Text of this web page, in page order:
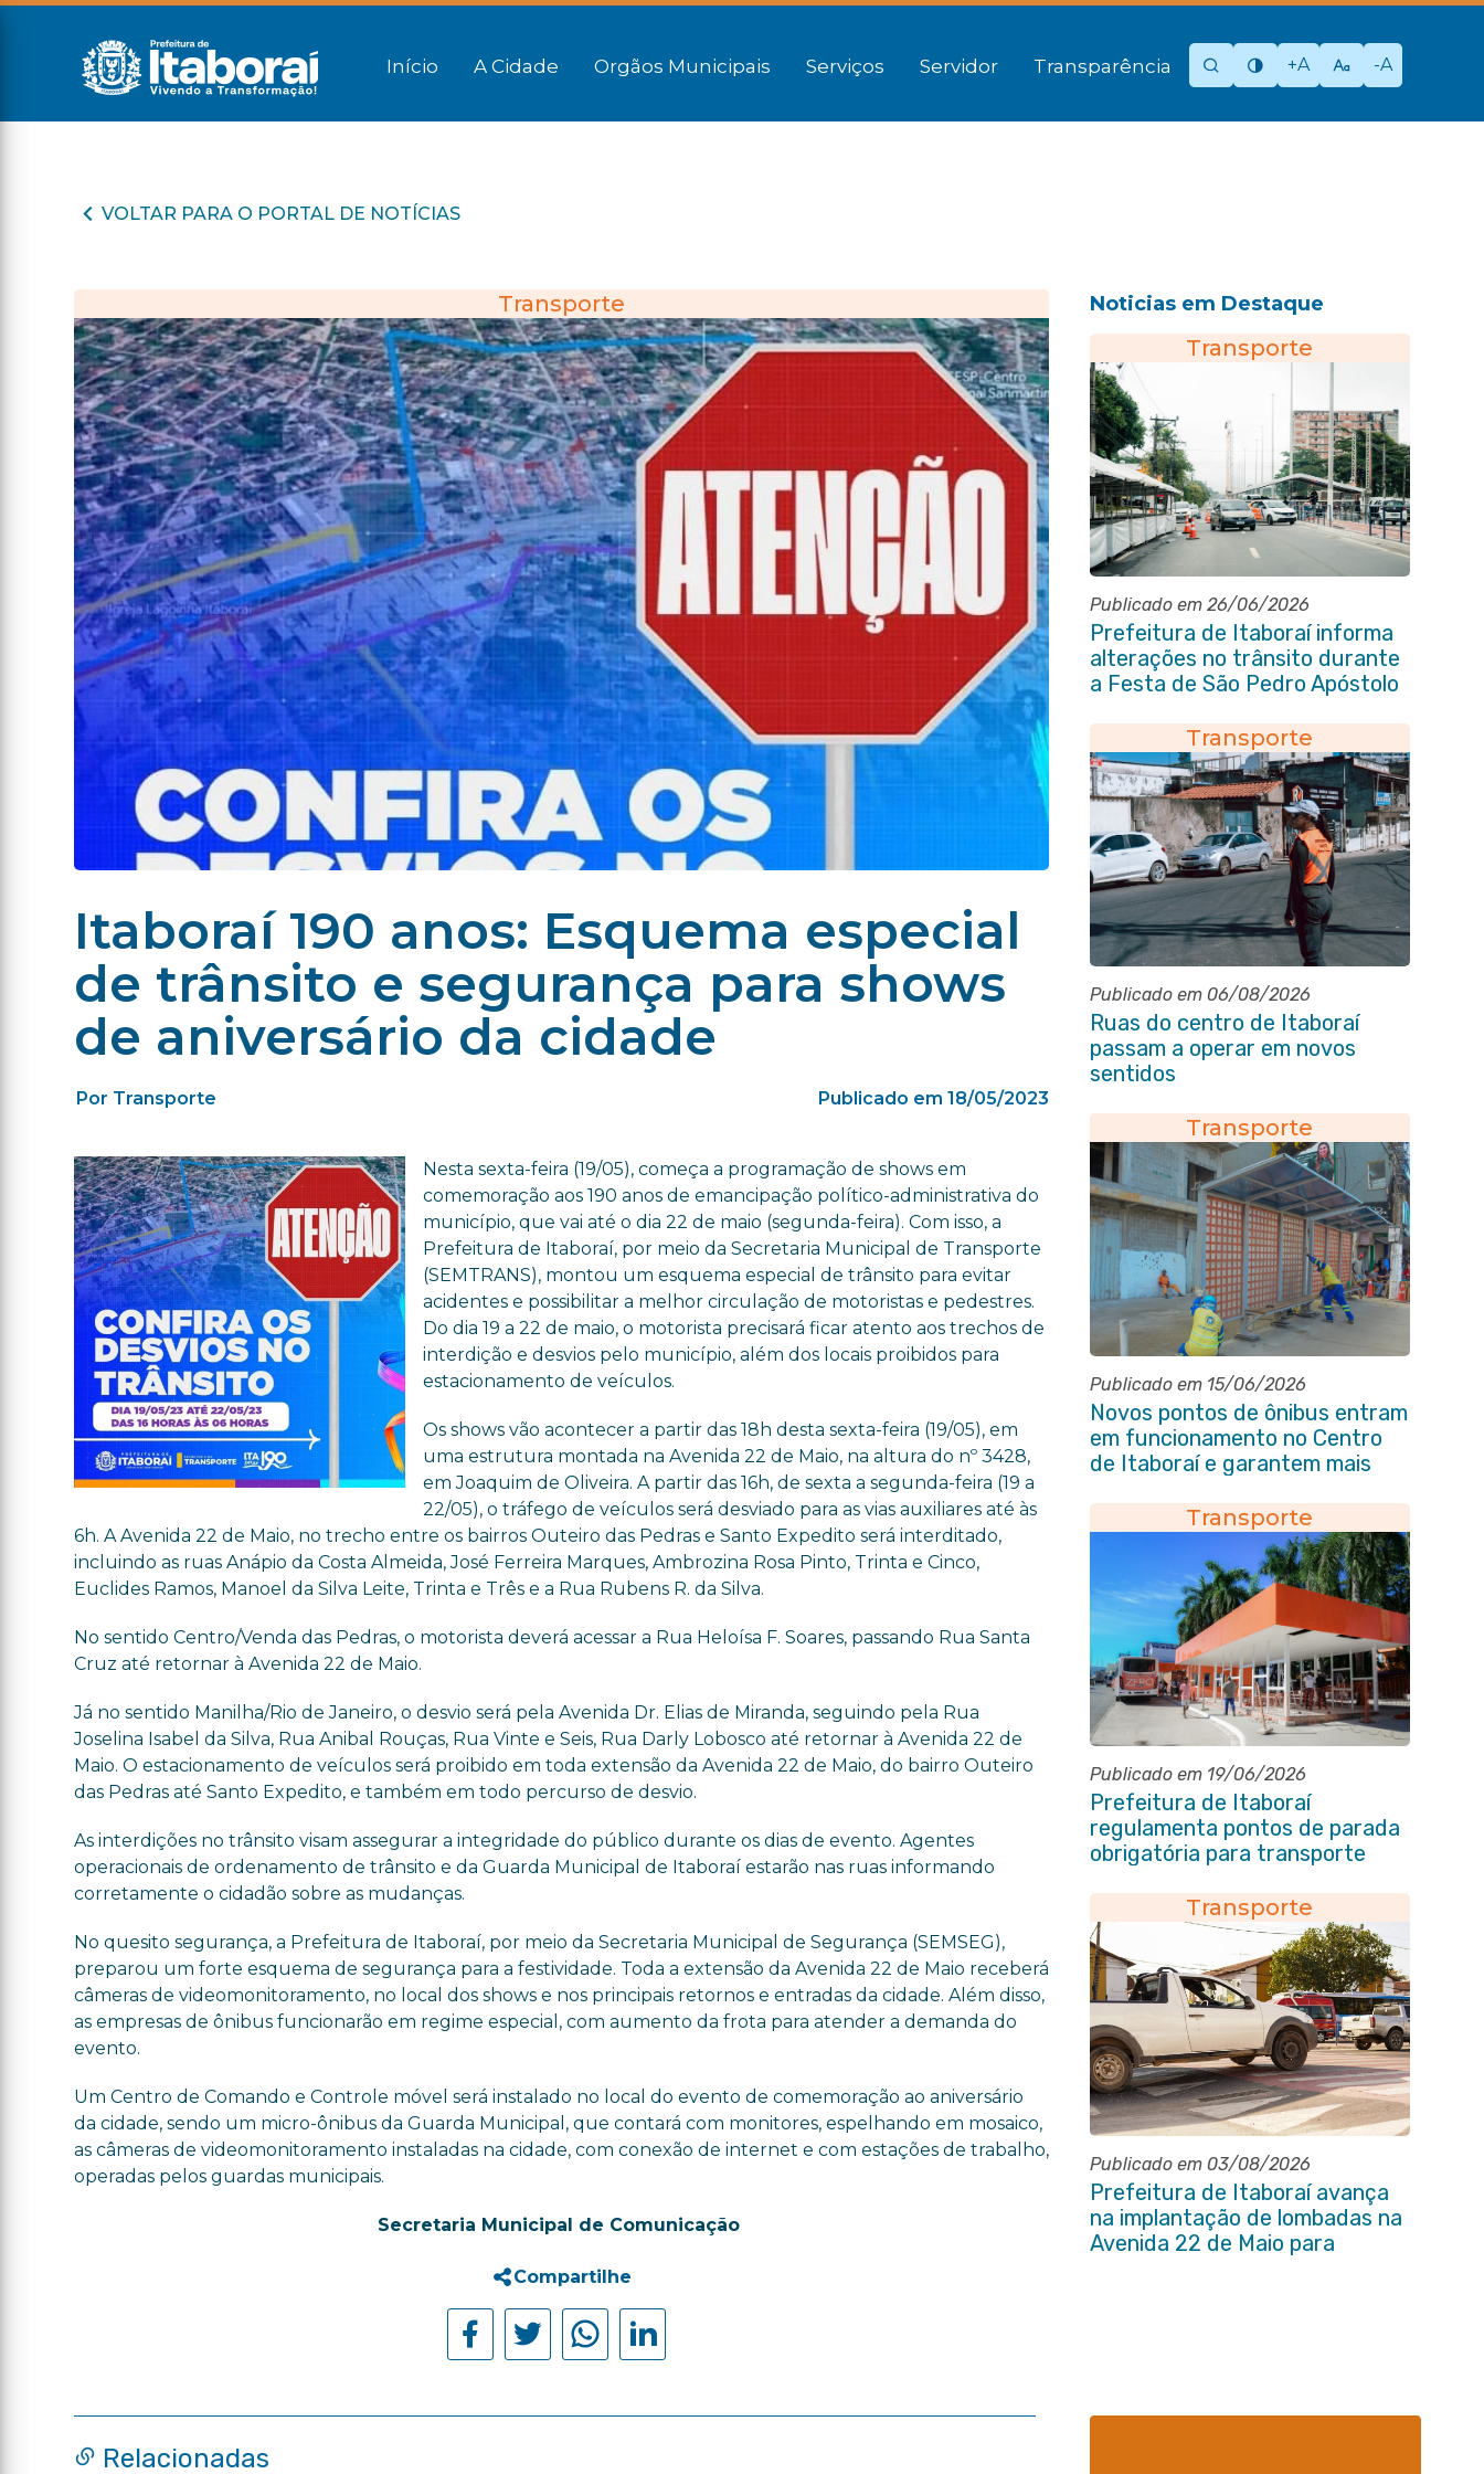
Início A Cidade Orgãos Municipais Serviços Servidor Transparência +A -A
VOLTAR PARA O PORTAL DE NOTÍCIAS
Transporte
Itaboraí 190 anos: Esquema especial
de trânsito e segurança para shows
de aniversário da cidade
Por Transporte Publicado em 18/05/2023
Nesta sexta-feira (19/05), começa a programação de shows em
comemoração aos 190 anos de emancipação político-administrativa do
município, que vai até o dia 22 de maio (segunda-feira). Com isso, a
Prefeitura de Itaboraí, por meio da Secretaria Municipal de Transporte
(SEMTRANS), montou um esquema especial de trânsito para evitar
acidentes e possibilitar a melhor circulação de motoristas e pedestres.
Do dia 19 a 22 de maio, o motorista precisará ficar atento aos trechos de
interdição e desvios pelo município, além dos locais proibidos para
estacionamento de veículos.
Os shows vão acontecer a partir das 18h desta sexta-feira (19/05), em
uma estrutura montada na Avenida 22 de Maio, na altura do nº 3428,
em Joaquim de Oliveira. A partir das 16h, de sexta a segunda-feira (19 a
22/05), o tráfego de veículos será desviado para as vias auxiliares até às
6h. A Avenida 22 de Maio, no trecho entre os bairros Outeiro das Pedras e Santo Expedito será interditado,
incluindo as ruas Anápio da Costa Almeida, José Ferreira Marques, Ambrozina Rosa Pinto, Trinta e Cinco,
Euclides Ramos, Manoel da Silva Leite, Trinta e Três e a Rua Rubens R. da Silva.
No sentido Centro/Venda das Pedras, o motorista deverá acessar a Rua Heloísa F. Soares, passando Rua Santa
Cruz até retornar à Avenida 22 de Maio.
Já no sentido Manilha/Rio de Janeiro, o desvio será pela Avenida Dr. Elias de Miranda, seguindo pela Rua
Joselina Isabel da Silva, Rua Anibal Rouças, Rua Vinte e Seis, Rua Darly Lobosco até retornar à Avenida 22 de
Maio. O estacionamento de veículos será proibido em toda extensão da Avenida 22 de Maio, do bairro Outeiro
das Pedras até Santo Expedito, e também em todo percurso de desvio.
As interdições no trânsito visam assegurar a integridade do público durante os dias de evento. Agentes
operacionais de ordenamento de trânsito e da Guarda Municipal de Itaboraí estarão nas ruas informando
corretamente o cidadão sobre as mudanças.
No quesito segurança, a Prefeitura de Itaboraí, por meio da Secretaria Municipal de Segurança (SEMSEG),
preparou um forte esquema de segurança para a festividade. Toda a extensão da Avenida 22 de Maio receberá
câmeras de videomonitoramento, no local dos shows e nos principais retornos e entradas da cidade. Além disso,
as empresas de ônibus funcionarão em regime especial, com aumento da frota para atender a demanda do
evento.
Um Centro de Comando e Controle móvel será instalado no local do evento de comemoração ao aniversário
da cidade, sendo um micro-ônibus da Guarda Municipal, que contará com monitores, espelhando em mosaico,
as câmeras de videomonitoramento instaladas na cidade, com conexão de internet e com estações de trabalho,
operadas pelos guardas municipais.
Secretaria Municipal de Comunicação
Compartilhe
Noticias em Destaque
Transporte
Publicado em 26/06/2026
Prefeitura de Itaboraí informa
alterações no trânsito durante
a Festa de São Pedro Apóstolo
Transporte
Publicado em 06/08/2026
Ruas do centro de Itaboraí
passam a operar em novos
sentidos
Transporte
Publicado em 15/06/2026
Novos pontos de ônibus entram
em funcionamento no Centro
de Itaboraí e garantem mais
Transporte
Publicado em 19/06/2026
Prefeitura de Itaboraí
regulamenta pontos de parada
obrigatória para transporte
Transporte
Publicado em 03/08/2026
Prefeitura de Itaboraí avança
na implantação de lombadas na
Avenida 22 de Maio para
Relacionadas